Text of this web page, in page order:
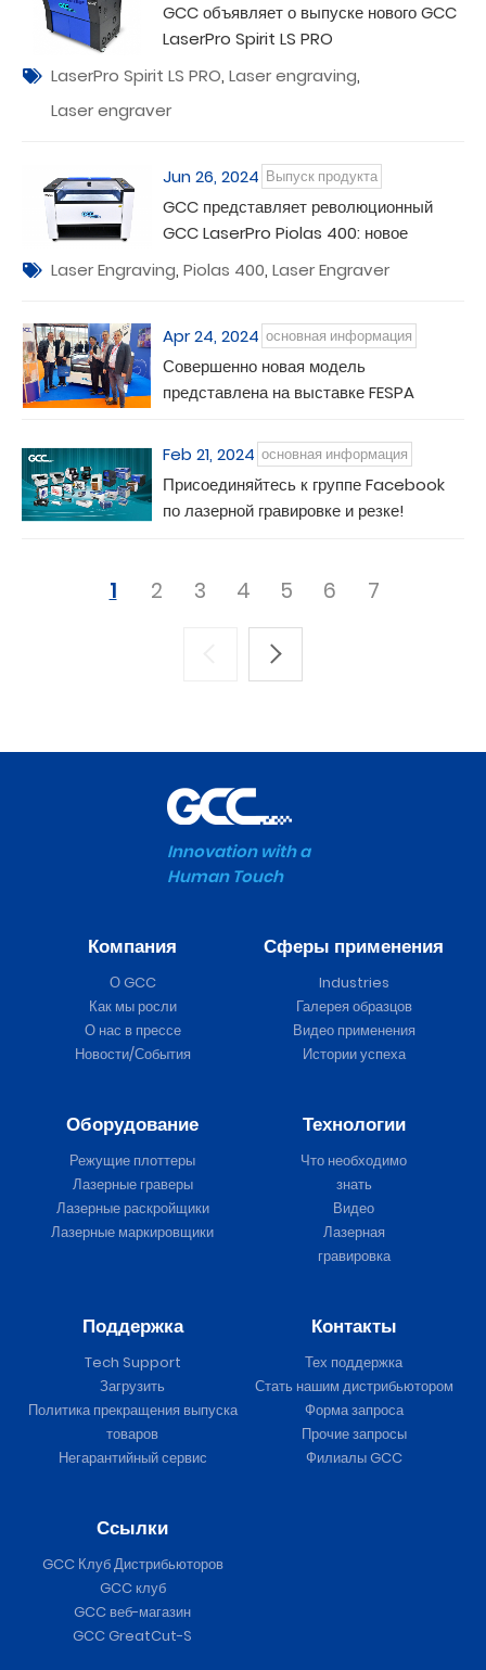
GCC объявляет о выпуске нового GCC
LaserPro Spirit LS PRO
LaserPro Spirit LS PRO, Laser engraving,
Laser engraver
Jun 26, 2024 Выпуск продукта
GCC представляет революционный
GCC LaserPro Piolas 400: новое
определение совершенства лазерной
гравировки
Laser Engraving, Piolas 400, Laser Engraver
Apr 24, 2024 основная информация
Совершенно новая модель
представлена на выставке FESPA
Feb 21, 2024 основная информация
Присоединяйтесь к группе Facebook
по лазерной гравировке и резке!
1 2 3 4 5 6 7
Innovation with a
Human Touch
Компания
О GCC
Как мы росли
О нас в прессе
Новости/События
Сферы применения
Industries
Галерея образцов
Видео применения
Истории успеха
Оборудование
Режущие плоттеры
Лазерные граверы
Лазерные раскройщики
Лазерные маркировщики
Технологии
Что необходимо
знать
Видео
Лазерная
гравировка
Поддержка
Tech Support
Загрузить
Политика прекращения выпуска
товаров
Негарантийный сервис
Контакты
Тех поддержка
Стать нашим дистрибьютором
Форма запроса
Прочие запросы
Филиалы GCC
Ссылки
GCC Клуб Дистрибьюторов
GCC клуб
GCC веб-магазин
GCC GreatCut-S